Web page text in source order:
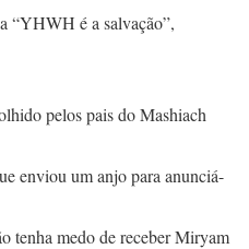
“YHWH é a salvação”,
pelos pais do Mashiach
enviou um anjo para anunciá-
tenha medo de receber Miryam